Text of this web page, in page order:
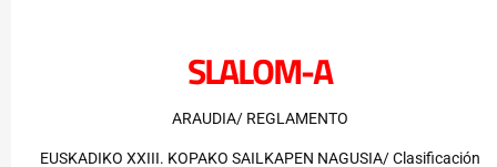
SLALOM-A
ARAUDIA/ REGLAMENTO
EUSKADIKO XXIII. KOPAKO SAILKAPEN NAGUSIA/ Clasificación